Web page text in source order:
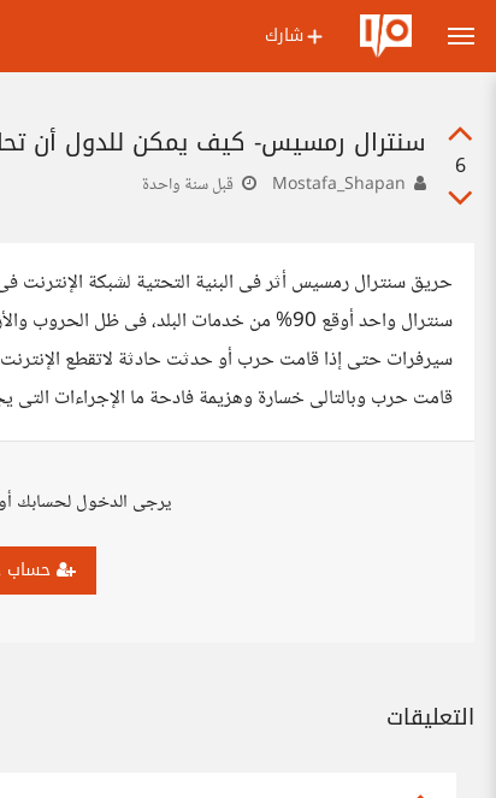
شارك
6
سنترال رمسيس- كيف يمكن للدول أن
قبل سنة واحدة
حريق سنترال رمسيس أثر فى البنية التحتية لشبكة
سنترال واحد أوقع 90% من خدمات البلد، فى
سيرفرات حتى إذا قامت حرب أو حدثت حادثة لاتقطع
قامت حرب وبالتالى خسارة وهزيمة فادحة ما الإجراءات التى
يرجى الدخول لحسابك
حساب
التعليقات